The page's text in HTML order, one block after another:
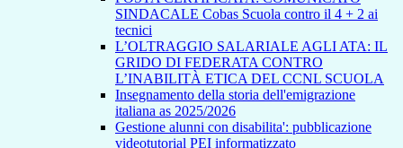
SINDACALE Cobas Scuola contro il 4 + 2 ai
tecnici
L’OLTRAGGIO SALARIALE AGLI ATA: IL
GRIDO DI FEDERATA CONTRO
L’INABILITÀ ETICA DEL CCNL SCUOLA
Insegnamento della storia dell'emigrazione
italiana as 2025/2026
Gestione alunni con disabilita': pubblicazione
videotutorial PEI informatizzato